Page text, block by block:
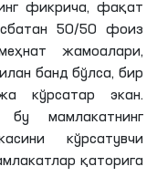
фикрича, фақат
50/50 фоиз
жамоалари,
банд бўлса, бир
кўрсатар экан.
мамлакатнинг
кўрсатувчи
қаторига